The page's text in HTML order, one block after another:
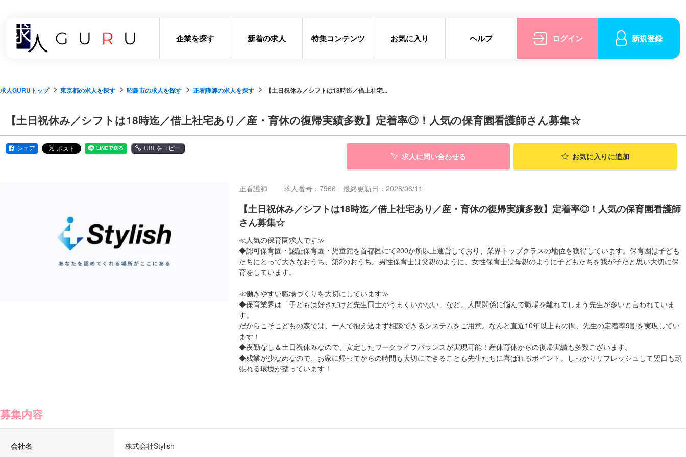
企業を探す 新着の求人 特集コンテンツ お気に入り ヘルプ ログイン 新規登録
求人GURUトップ 東京都の求人を探す 昭島市の求人を探す 正看護師の求人を探す 【土日祝休み／シフトは18時迄／借上社宅...
【土日祝休み／シフトは18時迄／借上社宅あり／産・育休の復帰実績多数】定着率◎！人気の保育園看護師さん募集☆
シェア URLをコピー
求人に問い合わせる お気に入りに追加
正看護師 求人番号：7966 最終更新日：2026/06/11
【土日祝休み／シフトは18時迄／借上社宅あり／産・育休の復帰実績多数】定着率◎！人気の保育園看護師
さん募集☆
≪人気の保育園求人です≫
◆認可保育園・認証保育園・児童館を首都圏にて200か所以上運営しており、業界トップクラスの地位を獲得しています。保育園は子ども
たちにとって大きなおうち、第2のおうち。男性保育士は父親のように、女性保育士は母親のように子どもたちを我が子だと思い大切に保
育をしています。
≪働きやすい職場づくりを大切にしています≫
◆保育業界は「子どもは好きだけど先生同士がうまくいかない」など、人間関係に悩んで職場を離れてしまう先生が多いと言われていま
す。
だからこそこどもの森では、一人で抱え込まず相談できるシステムをご用意。なんと直近10年以上もの間、先生の定着率9割を実現してい
ます！
◆夜勤なし＆土日祝休みなので、安定したワークライフバランスが実現可能！産休育休からの復帰実績も多数ございます。
◆残業が少なめなので、お家に帰ってからの時間も大切にできることも先生たちに喜ばれるポイント。しっかりリフレッシュして翌日も頑
張れる環境が整っています！
募集内容
会社名 株式会社Stylish